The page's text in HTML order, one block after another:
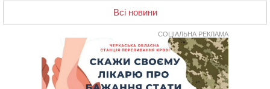
У Смілі біля магазину під колесами вантажівки
загинула жінка
У Черкасах пропонують для приватизації
п’ятиповерховий об’єкт у центрі міста
Не вистачає стажу для пенсії: як його докупити та що
потрібно знати
Всі новини
СОЦІАЛЬНА РЕКЛАМА